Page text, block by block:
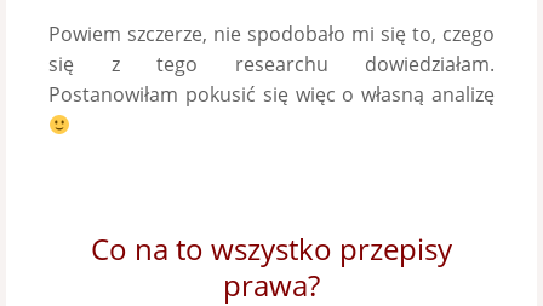
Powiem szczerze, nie spodobało mi się to, czego
się z tego researchu dowiedziałam.
Postanowiłam pokusić się więc o własną analizę
Co na to wszystko przepisy
prawa?